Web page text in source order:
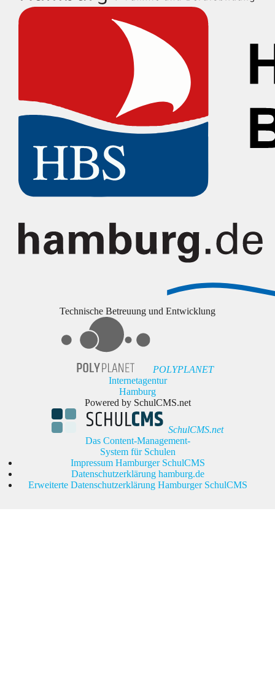
Technische Betreuung und Entwicklung
POLYPLANET
Internetagentur
Hamburg
Powered by SchulCMS.net
SchulCMS.net
Das Content-Management-
System für Schulen
Impressum Hamburger SchulCMS
Datenschutzerklärung hamburg.de
Erweiterte Datenschutzerklärung Hamburger SchulCMS